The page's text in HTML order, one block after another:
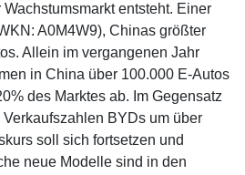
entsteht. Einer
A0M4W9), Chinas größter
Allein im vergangenen Jahr
in China über 100.000 E-Autos
des Marktes ab. Im Gegensatz
BYDs um über
soll sich fortsetzen und
neue Modelle sind in den